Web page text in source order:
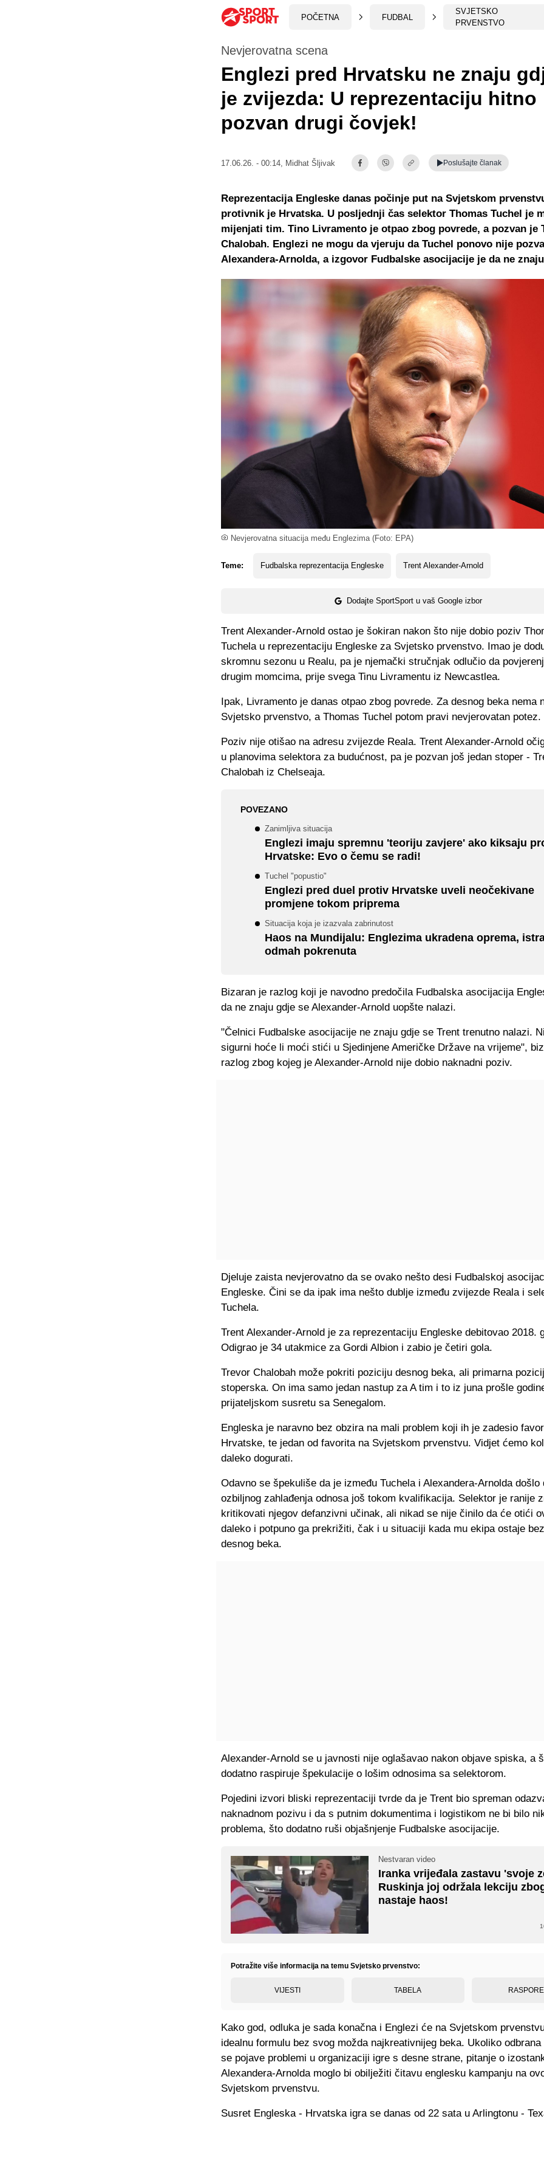
POČETNA FUDBAL
SVJETSKO
PRVENSTVO
Nevjerovatna situacija među Englezima (Foto: EPA)
Nevjerovatna scena
Englezi pred Hrvatsku ne znaju
je zvijezda: U reprezentaciju hitno
pozvan drugi čovjek!
17.06.26. - 00:14, Midhat Šljivak Poslušajte članak
Teme: Fudbalska reprezentacija Engleske Trent Alexander-Arnold
Dodajte SportSport u vaš Google izbor
Reprezentacija Engleske danas počinje put na Svjetskom
protivnik je Hrvatska. U posljednji čas selektor Thomas Tuchel je
mijenjati tim. Tino Livramento je otpao zbog povrede, a pozvan je
Chalobah. Englezi ne mogu da vjeruju da Tuchel ponovo nije
Alexandera-Arnolda, a izgovor Fudbalske asocijacije je da ne
Trent Alexander-Arnold ostao je šokiran nakon što nije dobio poziv
Tuchela u reprezentaciju Engleske za Svjetsko prvenstvo. Imao je
skromnu sezonu u Realu, pa je njemački stručnjak odlučio da
drugim momcima, prije svega Tinu Livramentu iz Newcastlea.
Ipak, Livramento je danas otpao zbog povrede. Za desnog beka nema
Svjetsko prvenstvo, a Thomas Tuchel potom pravi nevjerovatan potez.
Poziv nije otišao na adresu zvijezde Reala. Trent Alexander-Arnold
u planovima selektora za budućnost, pa je pozvan još jedan stoper -
Chalobah iz Chelseaja.
POVEZANO
Zanimljiva situacija
Englezi imaju spremnu 'teoriju zavjere' ako kiksaju
Hrvatske: Evo o čemu se radi!
Tuchel "popustio"
Englezi pred duel protiv Hrvatske uveli neočekivane
promjene tokom priprema
Situacija koja je izazvala zabrinutost
Haos na Mundijalu: Englezima ukradena oprema,
odmah pokrenuta
Bizaran je razlog koji je navodno predočila Fudbalska asocijacija
da ne znaju gdje se Alexander-Arnold uopšte nalazi.
"Čelnici Fudbalske asocijacije ne znaju gdje se Trent trenutno nalazi.
sigurni hoće li moći stići u Sjedinjene Američke Države na vrijeme",
razlog zbog kojeg je Alexander-Arnold nije dobio naknadni poziv.
Djeluje zaista nevjerovatno da se ovako nešto desi Fudbalskoj
Engleske. Čini se da ipak ima nešto dublje između zvijezde Reala i
Tuchela.
Trent Alexander-Arnold je za reprezentaciju Engleske debitovao 2018.
Odigrao je 34 utakmice za Gordi Albion i zabio je četiri gola.
Trevor Chalobah može pokriti poziciju desnog beka, ali primarna
stoperska. On ima samo jedan nastup za A tim i to iz juna prošle
prijateljskom susretu sa Senegalom.
Engleska je naravno bez obzira na mali problem koji ih je zadesio
Hrvatske, te jedan od favorita na Svjetskom prvenstvu. Vidjet ćemo
daleko dogurati.
Odavno se špekuliše da je između Tuchela i Alexandera-Arnolda došlo
ozbiljnog zahlađenja odnosa još tokom kvalifikacija. Selektor je ranije
kritikovati njegov defanzivni učinak, ali nikad se nije činilo da će otići
daleko i potpuno ga prekrižiti, čak i u situaciji kada mu ekipa ostaje
desnog beka.
Alexander-Arnold se u javnosti nije oglašavao nakon objave spiska, a
dodatno raspiruje špekulacije o lošim odnosima sa selektorom.
Pojedini izvori bliski reprezentaciji tvrde da je Trent bio spreman
naknadnom pozivu i da s putnim dokumentima i logistikom ne bi bilo
problema, što dodatno ruši objašnjenje Fudbalske asocijacije.
Nestvaran video
Iranka vrijeđala zastavu 'svoje
Ruskinja joj održala lekciju
nastaje haos!
Potražite više informacija na temu Svjetsko prvenstvo:
VIJESTI TABELA
Kako god, odluka je sada konačna i Englezi će na Svjetskom
idealnu formulu bez svog možda najkreativnijeg beka. Ukoliko odbrana
se pojave problemi u organizaciji igre s desne strane, pitanje o
Alexandera-Arnolda moglo bi obilježiti čitavu englesku kampanju na
Svjetskom prvenstvu.
Susret Engleska - Hrvatska igra se danas od 22 sata u Arlingtonu -